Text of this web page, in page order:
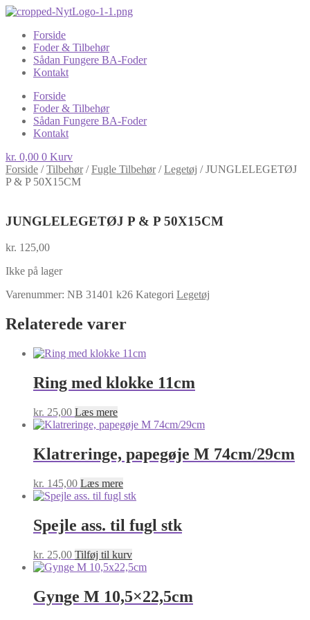
Forside
Foder & Tilbehør
Sådan Fungere BA-Foder
Kontakt
Forside
Foder & Tilbehør
Sådan Fungere BA-Foder
Kontakt
kr. 0,00 0 Kurv
Forside /Tilbehør/Fugle Tilbehør/Legetøj /JUNGLELEGETØJ
P & P 50X15CM
JUNGLELEGETØJ P & P 50X15CM
kr. 125,00
Ikke på lager
Varenummer: NB 31401 k26 Kategori Legetøj
Relaterede varer
Ring med klokke 11cm
kr. 25,00 Læs mere
Klatreringe, papegøje M 74cm/29cm
kr. 145,00 Læs mere
Spejle ass. til fugl stk
kr. 25,00 Tilføj til kurv
Gynge M 10,5×22,5cm